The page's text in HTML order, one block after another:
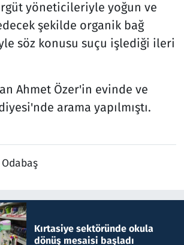
yöneticileriyle yoğun ve
şekilde organik bağ
söz konusu suçu işlediği ileri
Ahmet Özer'in evinde ve
arama yapılmıştı.
Kırtasiye sektöründe okula
dönüş mesaisi başladı